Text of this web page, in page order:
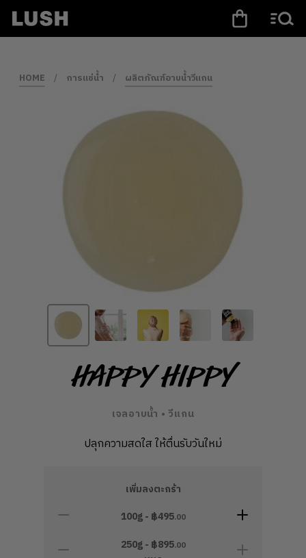
HOME / การแช่น้ำ / ผลิตภัณฑ์อาบน้ำวีแกน
Happy Hippy
เจลอาบน้ำ • วีแกน
ปลุกความสดใส ให้ตื่นรับวันใหม่
เพิ่มลงตะกร้า
100g - ฿495.00
250g - ฿895.00